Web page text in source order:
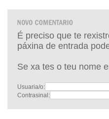
É preciso que te
páxina de entrada
Se xa tes o teu nome
Usuaria/o:
Contrasinal: